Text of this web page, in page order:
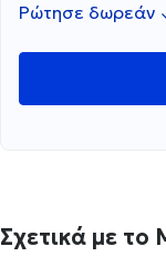
Ρώτησε δωρεάν
Σχετικά με το